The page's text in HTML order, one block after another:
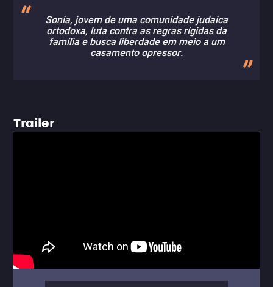
Sonia, jovem de uma comunidade judaica
ortodoxa, luta contra as regras rígidas da
família e busca liberdade em meio a um
casamento opressor.
Trailer